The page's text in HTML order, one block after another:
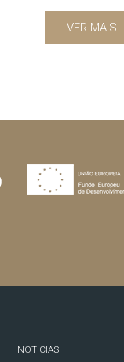
VER MAIS
NOTÍCIAS